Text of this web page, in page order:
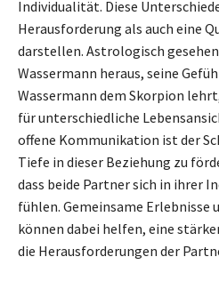
Individualität. Diese
Herausforderung als auch eine
darstellen. Astrologisch
Wassermann heraus, seine
Wassermann dem Skorpion
für unterschiedliche
offene Kommunikation ist der
Tiefe in dieser Beziehung zu
dass beide Partner sich in ihrer
fühlen. Gemeinsame Erlebnisse
können dabei helfen, eine
die Herausforderungen der